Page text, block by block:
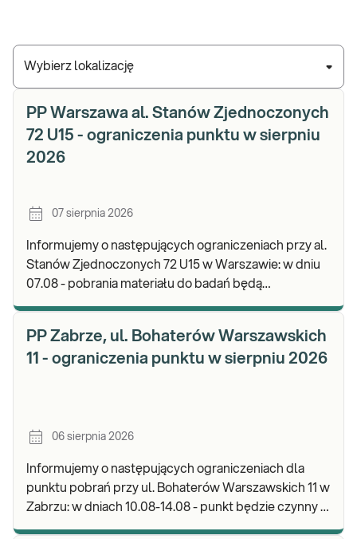
Wybierz lokalizację
PP Warszawa al. Stanów Zjednoczonych
72 U15 - ograniczenia punktu w sierpniu
2026
07 sierpnia 2026
Informujemy o następujących ograniczeniach przy al.
Stanów Zjednoczonych 72 U15 w Warszawie: w dniu
07.08 - pobrania materiału do badań będą
PP Zabrze, ul. Bohaterów Warszawskich
11 - ograniczenia punktu w sierpniu 2026
06 sierpnia 2026
Informujemy o następujących ograniczeniach dla
punktu pobrań przy ul. Bohaterów Warszawskich 11 w
Zabrzu: w dniach 10.08-14.08 - punkt będzie czynny w